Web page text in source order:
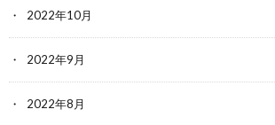
2022年10月
2022年9月
2022年8月